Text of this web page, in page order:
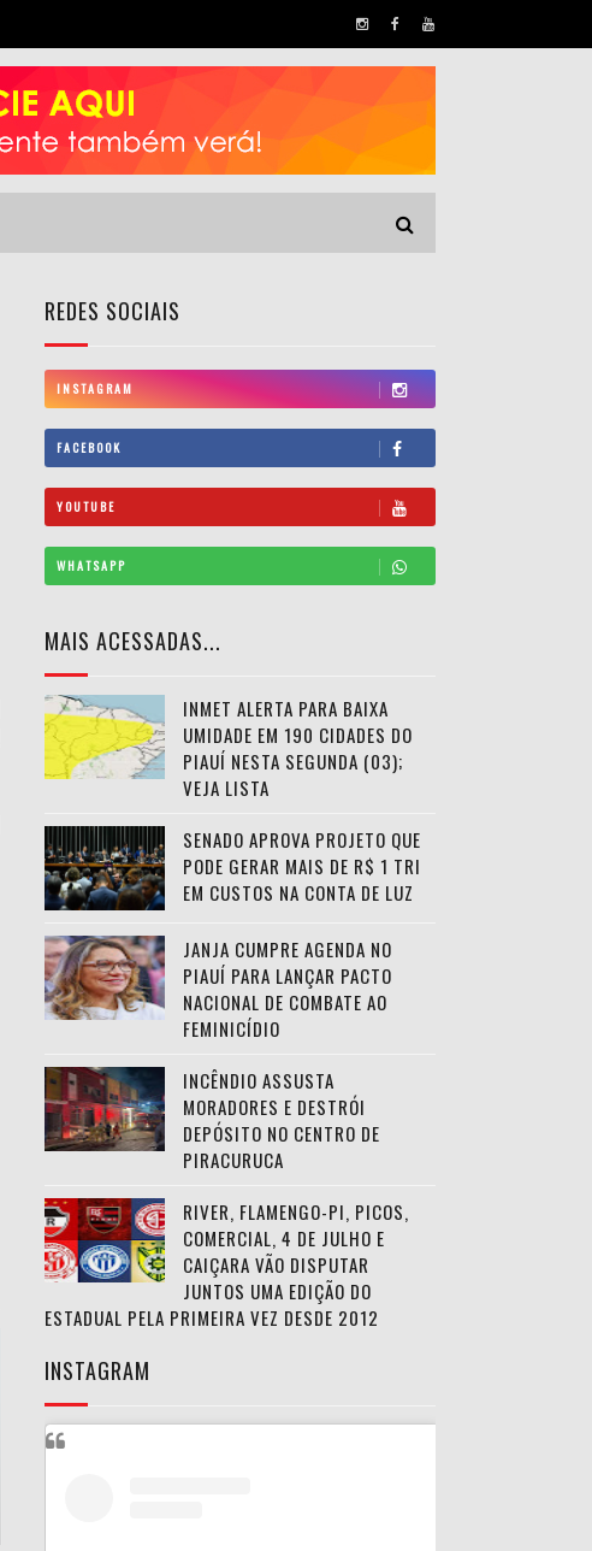
REDES SOCIAIS
INSTAGRAM
FACEBOOK
YOUTUBE
WHATSAPP
MAIS ACESSADAS...
INMET ALERTA PARA BAIXA
UMIDADE EM 190 CIDADES DO
PIAUÍ NESTA SEGUNDA (03);
VEJA LISTA
SENADO APROVA PROJETO QUE
PODE GERAR MAIS DE R$ 1 TRI
EM CUSTOS NA CONTA DE LUZ
JANJA CUMPRE AGENDA NO
PIAUÍ PARA LANÇAR PACTO
NACIONAL DE COMBATE AO
FEMINICÍDIO
INCÊNDIO ASSUSTA
MORADORES E DESTRÓI
DEPÓSITO NO CENTRO DE
PIRACURUCA
RIVER, FLAMENGO-PI, PICOS,
COMERCIAL, 4 DE JULHO E
CAIÇARA VÃO DISPUTAR
JUNTOS UMA EDIÇÃO DO
ESTADUAL PELA PRIMEIRA VEZ DESDE 2012
INSTAGRAM